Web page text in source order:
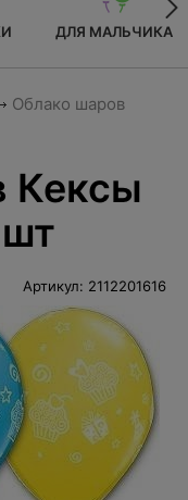
ДЛЯ МАЛЬЧИКА
Облако шаров
Кексы
Артикул: 2112201616